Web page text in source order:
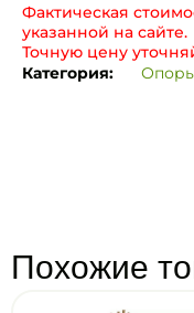
Фактическая
указанной на сайте.
Точную цену
Категория:
Похожие